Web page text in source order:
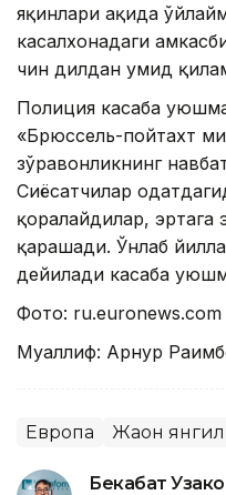
яқинлари ҳақида
касалхонадаги
чин дилдан умид
Полиция касаба
«Брюссель-пойтахт
зўравонликнинг
Сиёсатчилар
қоралайдилар, эртага
қарашади. Ўнлаб
дейилади касаба
Фото: ru.еuronews.cоm
Муаллиф: Арнур
Европа Жаҳон
Бекабат